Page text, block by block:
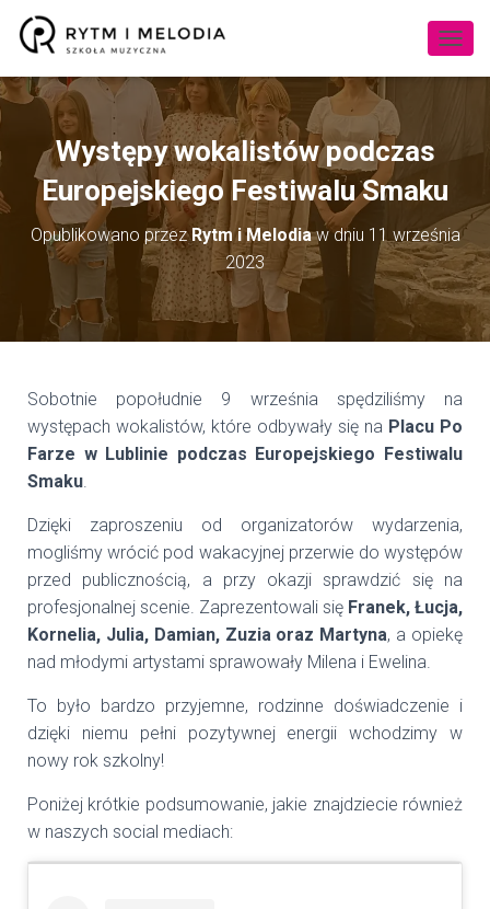
P
R
A
W
I
G
C
Występy wokalistów podczas
Europejskiego Festiwalu Smaku
Opublikowano przezRytm i Melodiaw dniu 11 września
2023
Sobotnie popołudnie 9 września spędziliśmy na
występach wokalistów, które odbywały się na Placu Po
Farze w Lublinie podczas Europejskiego Festiwalu
Smaku.
Dzięki zaproszeniu od organizatorów wydarzenia,
mogliśmy wrócić pod wakacyjnej przerwie do występów
przed publicznością, a przy okazji sprawdzić się na
profesjonalnej scenie. Zaprezentowali się Franek, Łucja,
Kornelia, Julia, Damian, Zuzia oraz Martyna, a opiekę
nad młodymi artystami sprawowały Milena i Ewelina.
To było bardzo przyjemne, rodzinne doświadczenie i
dzięki niemu pełni pozytywnej energii wchodzimy w
nowy rok szkolny!
Poniżej krótkie podsumowanie, jakie znajdziecie również
w naszych social mediach: